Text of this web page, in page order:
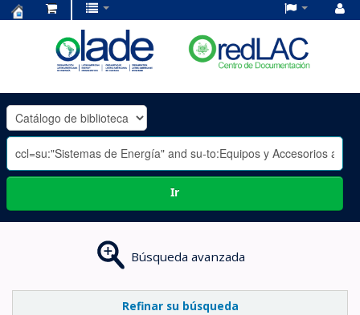
OLADE
-
Ir
Búsqueda avanzada
Refinar su búsqueda